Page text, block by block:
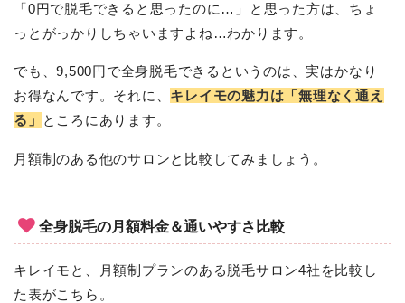
「0円で脱毛できると思ったのに…」と思った方は、ちょ
っとがっかりしちゃいますよね…わかります。
でも、9,500円で全身脱毛できるというのは、実はかなり
お得なんです。それに、 キレイモの魅力は「無理なく通え
る」
ところにあります。
月額制のある他のサロンと比較してみましょう。
全身脱毛の月額料金＆通いやすさ比較
キレイモと、月額制プランのある脱毛サロン4社を比較し
た表がこちら。